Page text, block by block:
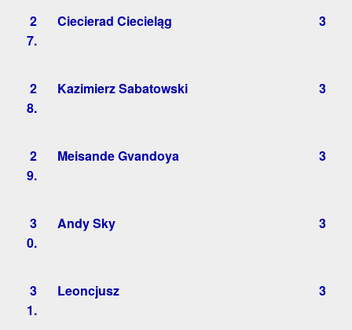
2
7.
Ciecierad Ciecieląg 3
2
8.
Kazimierz Sabatowski 3
2
9.
Meisande Gvandoya 3
3
0.
Andy Sky 3
3
1.
Leoncjusz 3